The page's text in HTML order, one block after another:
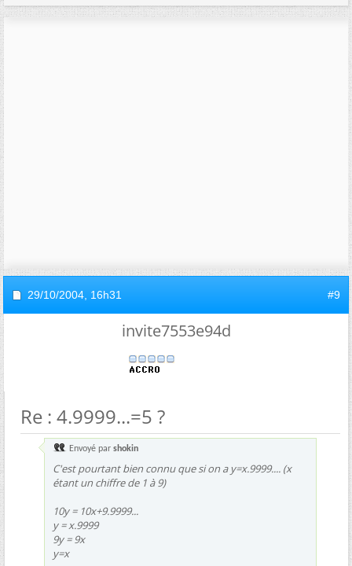
29/10/2004, 16h31 #9
invite7553e94d
Re : 4.9999...=5 ?
Envoyé par shokin
C'est pourtant bien connu que si on a y=x.9999.... (x
étant un chiffre de 1 à 9)
10y = 10x+9.9999...
y = x.9999
9y = 9x
y=x